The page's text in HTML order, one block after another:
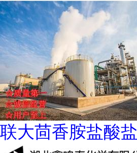
联大茴香胺盐酸盐